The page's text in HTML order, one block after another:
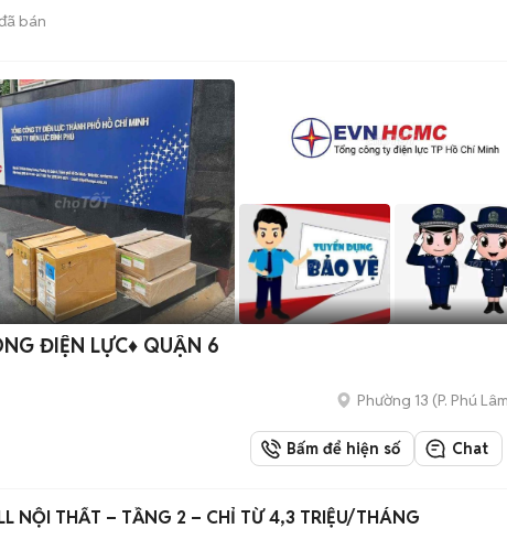
bán
ĐIỆN LỰC♦️ QUẬN 6
Phường 13 (P. Phú
Bấm để hiện số Chat
NỘI THẤT – TẦNG 2 – CHỈ TỪ 4,3 TRIỆU/THÁNG